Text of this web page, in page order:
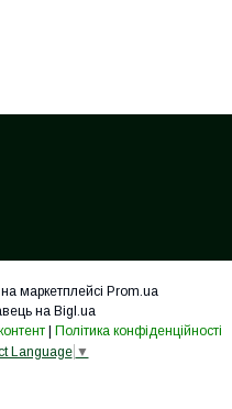
маркетплейсі Prom.ua
на Bigl.ua
Політика конфіденційності
Language ▼